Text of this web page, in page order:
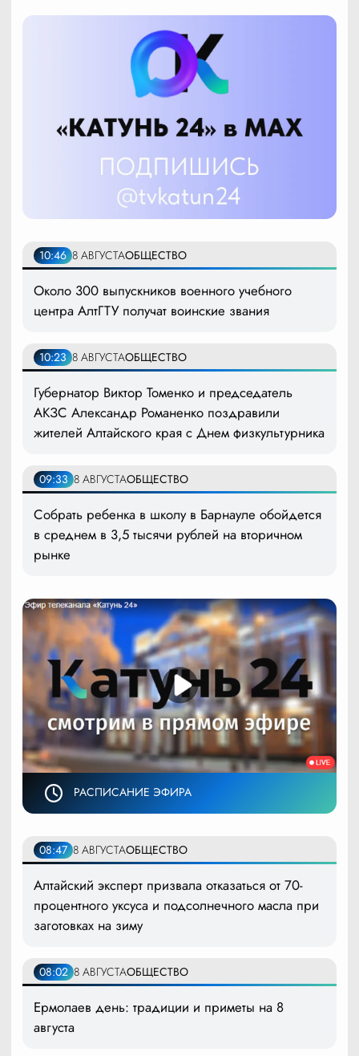
10:46 8 АВГУСТАОБЩЕСТВО
Около 300 выпускников военного учебного
центра АлтГТУ получат воинские звания
10:23 8 АВГУСТАОБЩЕСТВО
Губернатор Виктор Томенко и председатель
АКЗС Александр Романенко поздравили
жителей Алтайского края с Днем физкультурника
09:33 8 АВГУСТАОБЩЕСТВО
Собрать ребенка в школу в Барнауле обойдется
в среднем в 3,5 тысячи рублей на вторичном
рынке
РАСПИСАНИЕ ЭФИРА
08:47 8 АВГУСТАОБЩЕСТВО
Алтайский эксперт призвала отказаться от 70-
процентного уксуса и подсолнечного масла при
заготовках на зиму
08:02 8 АВГУСТАОБЩЕСТВО
Ермолаев день: традиции и приметы на 8
августа